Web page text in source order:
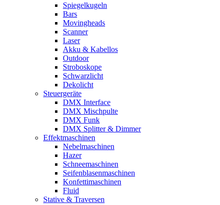
Spiegelkugeln
Bars
Movingheads
Scanner
Laser
Akku & Kabellos
Outdoor
Stroboskope
Schwarzlicht
Dekolicht
Steuergeräte
DMX Interface
DMX Mischpulte
DMX Funk
DMX Splitter & Dimmer
Effektmaschinen
Nebelmaschinen
Hazer
Schneemaschinen
Seifenblasenmaschinen
Konfettimaschinen
Fluid
Stative & Traversen